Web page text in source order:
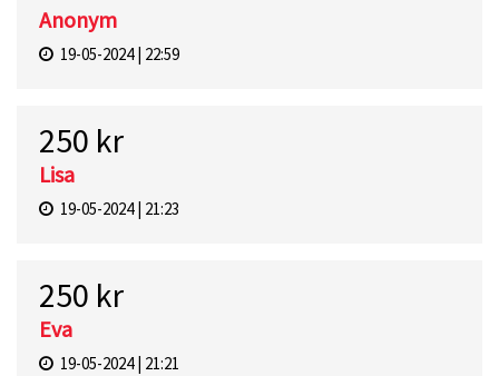
Anonym
19-05-2024 | 22:59
250 kr
Lisa
19-05-2024 | 21:23
250 kr
Eva
19-05-2024 | 21:21